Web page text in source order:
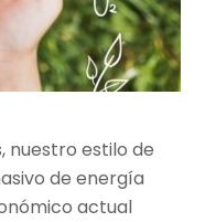
nuestro estilo de
de energía
actual